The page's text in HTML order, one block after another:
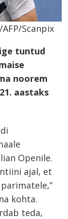
Scanpix
tuntud
noorem
aastaks
Openile.
ajal, et
kohta.
teda,